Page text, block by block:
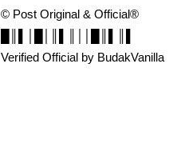
© Post Original & Official®
Verified Official by BudakVanilla